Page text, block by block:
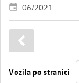
06/2021
Vozila po stranici